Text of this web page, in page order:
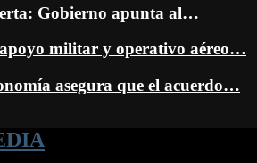
Gobierno apunta al…
militar y operativo aéreo…
asegura que el acuerdo…